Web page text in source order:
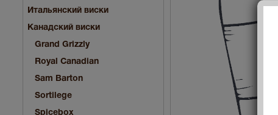
Итальянский виски
Канадский виски
Grand Grizzly
Royal Canadian
Sam Barton
Sortilege
Spicebox